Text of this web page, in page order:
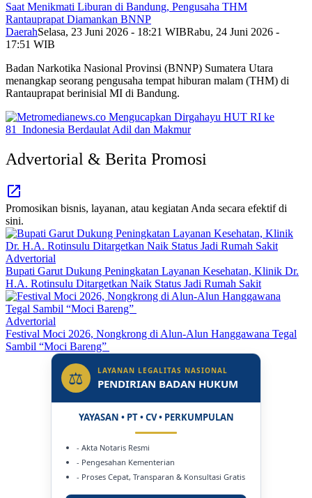
Saat Menikmati Liburan di Bandung, Pengusaha THM
Rantauprapat Diamankan BNNP
DaerahSelasa, 23 Juni 2026 - 18:21 WIBRabu, 24 Juni 2026 -
17:51 WIB
Badan Narkotika Nasional Provinsi (BNNP) Sumatera Utara
menangkap seorang pengusaha tempat hiburan malam (THM) di
Rantauprapat berinisial MI di Bandung.
Advertorial & Berita Promosi
Promosikan bisnis, layanan, atau kegiatan Anda secara efektif di
sini.
Advertorial
Bupati Garut Dukung Peningkatan Layanan Kesehatan, Klinik Dr.
H.A. Rotinsulu Ditargetkan Naik Status Jadi Rumah Sakit
Advertorial
Festival Moci 2026, Nongkrong di Alun-Alun Hanggawana Tegal
Sambil “Moci Bareng”
⚖ LAYANAN LEGALITAS NASIONAL
PENDIRIAN BADAN HUKUM
YAYASAN • PT • CV • PERKUMPULAN
- Akta Notaris Resmi
- Pengesahan Kementerian
- Proses Cepat, Transparan & Konsultasi Gratis